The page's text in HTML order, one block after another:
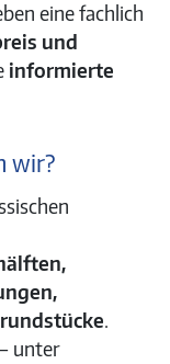
eine fachlich
und
informierte
wir?
.
unter